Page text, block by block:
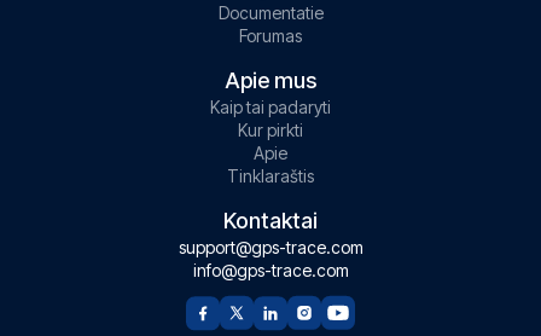
Documentatie
Forumas
Apie mus
Kaip tai padaryti
Kur pirkti
Apie
Tinklaraštis
Kontaktai
support@gps-trace.com
info@gps-trace.com